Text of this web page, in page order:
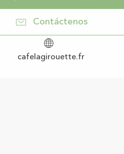
Contáctenos
cafelagirouette.fr